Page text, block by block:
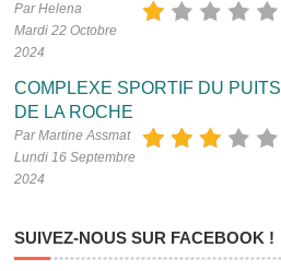
Par Helena
Mardi 22 Octobre
2024
COMPLEXE SPORTIF DU PUITS
DE LA ROCHE
Par Martine Assmat
Lundi 16 Septembre
2024
SUIVEZ-NOUS SUR FACEBOOK !